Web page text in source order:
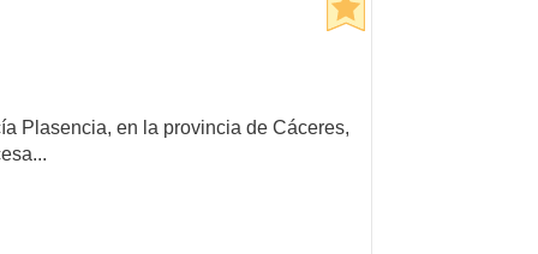
Plasencia, en la provincia de Cáceres,